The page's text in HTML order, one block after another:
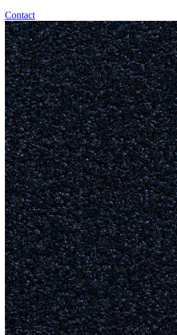
Contact